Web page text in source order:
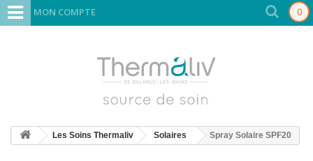
MON COMPTE 0
Les Soins Thermaliv Solaires Spray Solaire SPF20